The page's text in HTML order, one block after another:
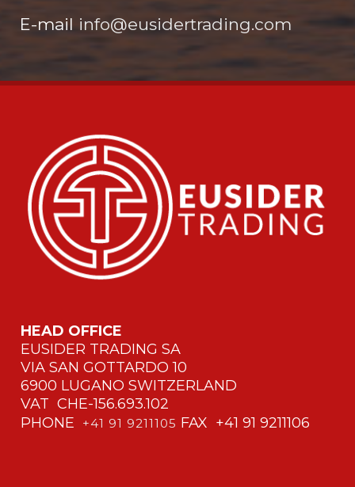
E-mail info@eusidertrading.com
HEAD OFFICE
EUSIDER TRADING SA
VIA SAN GOTTARDO 10
6900 LUGANO SWITZERLAND
VAT CHE-156.693.102
PHONE
+41 91 9211105 FAX +41 91 9211106